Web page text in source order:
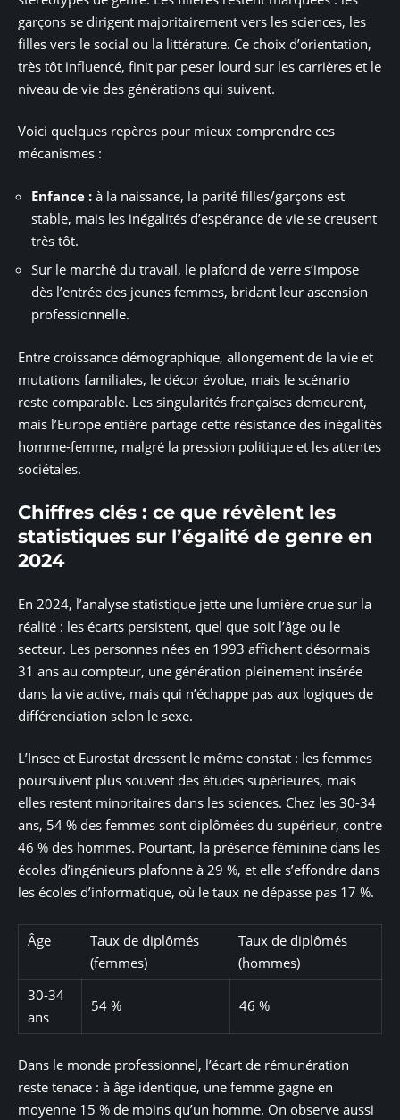
garçons se dirigent majoritairement vers les sciences, les
filles vers le social ou la littérature. Ce choix d’orientation,
très tôt influencé, finit par peser lourd sur les carrières et le
niveau de vie des générations qui suivent.
Voici quelques repères pour mieux comprendre ces
mécanismes :
Enfance : à la naissance, la parité filles/garçons est
stable, mais les inégalités d’espérance de vie se creusent
très tôt.
Sur le marché du travail, le plafond de verre s’impose
dès l’entrée des jeunes femmes, bridant leur ascension
professionnelle.
Entre croissance démographique, allongement de la vie et
mutations familiales, le décor évolue, mais le scénario
reste comparable. Les singularités françaises demeurent,
mais l’Europe entière partage cette résistance des inégalités
homme-femme, malgré la pression politique et les attentes
sociétales.
Chiffres clés : ce que révèlent les
statistiques sur l’égalité de genre en
2024
En 2024, l’analyse statistique jette une lumière crue sur la
réalité : les écarts persistent, quel que soit l’âge ou le
secteur. Les personnes nées en 1993 affichent désormais
31 ans au compteur, une génération pleinement insérée
dans la vie active, mais qui n’échappe pas aux logiques de
différenciation selon le sexe.
L’Insee et Eurostat dressent le même constat : les femmes
poursuivent plus souvent des études supérieures, mais
elles restent minoritaires dans les sciences. Chez les 30-34
ans, 54 % des femmes sont diplômées du supérieur, contre
46 % des hommes. Pourtant, la présence féminine dans les
écoles d’ingénieurs plafonne à 29 %, et elle s’effondre dans
les écoles d’informatique, où le taux ne dépasse pas 17 %.
Âge
Taux de diplômés
(femmes)
Taux de diplômés
(hommes)
30-34
ans
54 % 46 %
Dans le monde professionnel, l’écart de rémunération
reste tenace : à âge identique, une femme gagne en
moyenne 15 % de moins qu’un homme. On observe aussi